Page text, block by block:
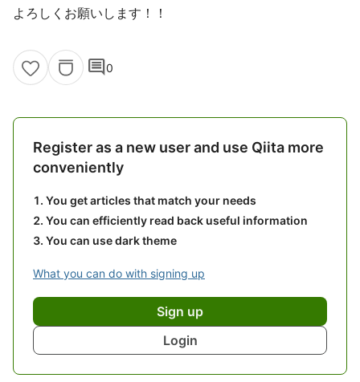
よろしくお願いします！！
comment0
Register as a new user and use Qiita more
conveniently
You get articles that match your needs
You can efficiently read back useful information
You can use dark theme
What you can do with signing up
Sign up
Login